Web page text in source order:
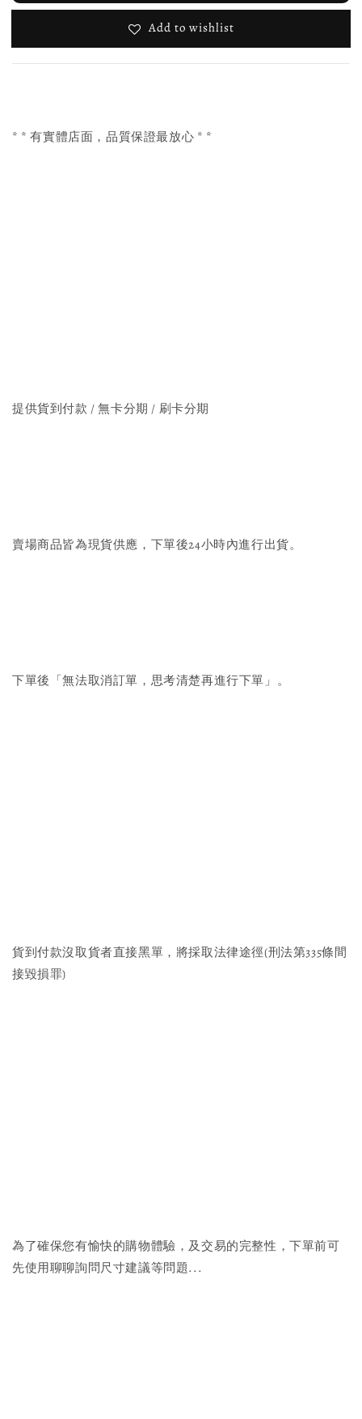
Add to wishlist
* * 有實體店面，品質保證最放心 * *
提供貨到付款 / 無卡分期 / 刷卡分期
賣場商品皆為現貨供應，下單後24小時內進行出貨。
下單後「無法取消訂單，思考清楚再進行下單」。
貨到付款沒取貨者直接黑單，將採取法律途徑(刑法第335條間
接毀損罪)
為了確保您有愉快的購物體驗，及交易的完整性，下單前可
先使用聊聊詢問尺寸建議等問題...